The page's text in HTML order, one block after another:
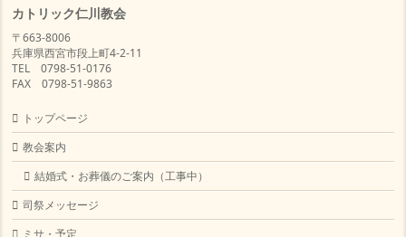
カトリック仁川教会
〒663-8006
兵庫県西宮市段上町4-2-11
TEL 0798-51-0176
FAX 0798-51-9863
トップページ
教会案内
結婚式・お葬儀のご案内（工事中）
司祭メッセージ
ミサ・予定